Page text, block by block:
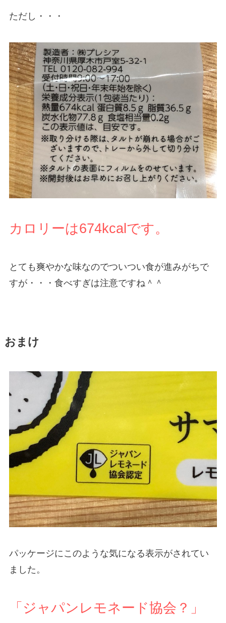
ただし・・・
カロリーは674kcalです。
とても爽やかな味なのでついつい食が進みがちで
すが・・・食べすぎは注意ですね＾＾
おまけ
パッケージにこのような気になる表示がされてい
ました。
「ジャパンレモネード協会？」